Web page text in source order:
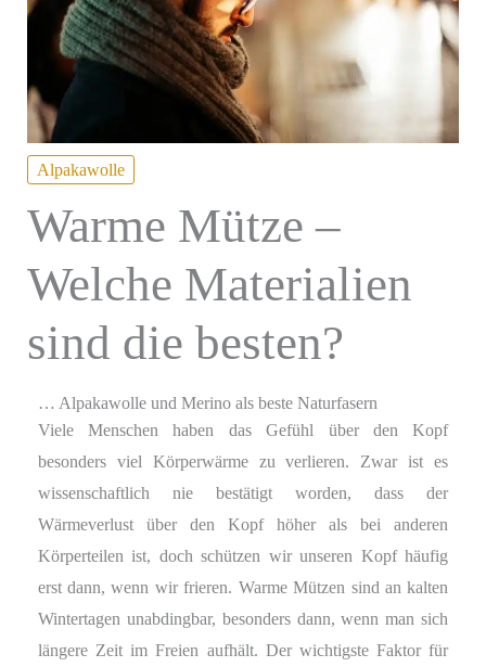
Alpakawolle
Warme Mütze –
Welche Materialien
sind die besten?
… Alpakawolle und Merino als beste Naturfasern
Viele Menschen haben das Gefühl über den Kopf
besonders viel Körperwärme zu verlieren. Zwar ist es
wissenschaftlich nie bestätigt worden, dass der
Wärmeverlust über den Kopf höher als bei anderen
Körperteilen ist, doch schützen wir unseren Kopf häufig
erst dann, wenn wir frieren. Warme Mützen sind an kalten
Wintertagen unabdingbar, besonders dann, wenn man sich
längere Zeit im Freien aufhält. Der wichtigste Faktor für